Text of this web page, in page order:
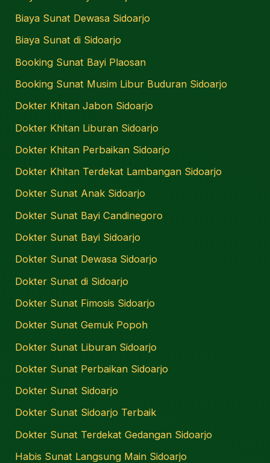
Biaya Sunat Dewasa Sidoarjo
Biaya Sunat di Sidoarjo
Booking Sunat Bayi Plaosan
Booking Sunat Musim Libur Buduran Sidoarjo
Dokter Khitan Jabon Sidoarjo
Dokter Khitan Liburan Sidoarjo
Dokter Khitan Perbaikan Sidoarjo
Dokter Khitan Terdekat Lambangan Sidoarjo
Dokter Sunat Anak Sidoarjo
Dokter Sunat Bayi Candinegoro
Dokter Sunat Bayi Sidoarjo
Dokter Sunat Dewasa Sidoarjo
Dokter Sunat di Sidoarjo
Dokter Sunat Fimosis Sidoarjo
Dokter Sunat Gemuk Popoh
Dokter Sunat Liburan Sidoarjo
Dokter Sunat Perbaikan Sidoarjo
Dokter Sunat Sidoarjo
Dokter Sunat Sidoarjo Terbaik
Dokter Sunat Terdekat Gedangan Sidoarjo
Habis Sunat Langsung Main Sidoarjo